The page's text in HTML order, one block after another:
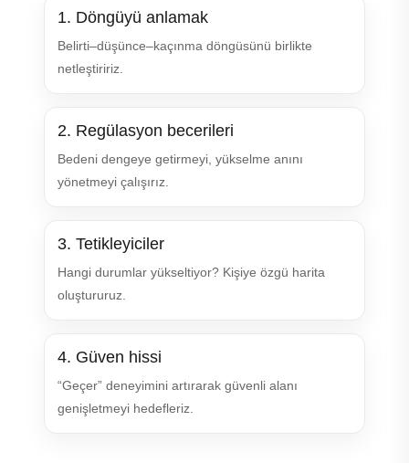
1. Döngüyü anlamak
Belirti–düşünce–kaçınma döngüsünü birlikte
netleştiririz.
2. Regülasyon becerileri
Bedeni dengeye getirmeyi, yükselme anını
yönetmeyi çalışırız.
3. Tetikleyiciler
Hangi durumlar yükseltiyor? Kişiye özgü harita
oluştururuz.
4. Güven hissi
“Geçer” deneyimini artırarak güvenli alanı
genişletmeyi hedefleriz.